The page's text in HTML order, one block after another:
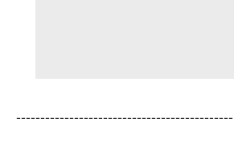
---------------------------------------------